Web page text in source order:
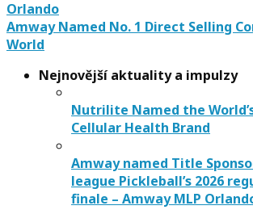
Orlando
Amway Named No. 1 Direct Selling
World
Nejnovější aktuality a impulzy
Nutrilite Named the
Cellular Health Brand
Amway named Title
league Pickleball’s 2026
finale – Amway MLP